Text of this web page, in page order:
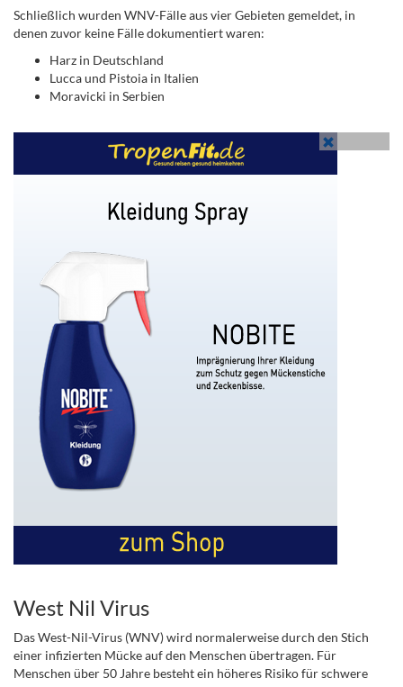
Schließlich wurden WNV-Fälle aus vier Gebieten gemeldet, in
denen zuvor keine Fälle dokumentiert waren:
Harz in Deutschland
Lucca und Pistoia in Italien
Moravicki in Serbien
West Nil Virus
Das West-Nil-Virus (WNV) wird normalerweise durch den Stich
einer infizierten Mücke auf den Menschen übertragen. Für
Menschen über 50 Jahre besteht ein höheres Risiko für schwere